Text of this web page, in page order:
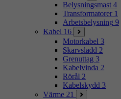
Belysningsmast 4
Transformatorer 1
Arbetsbelysning 9
Kabel 16
Motorkabel 3
Skarvsladd 2
Grenuttag 3
Kabelvinda 2
Rörål 2
Kabelskydd 3
Värme 21